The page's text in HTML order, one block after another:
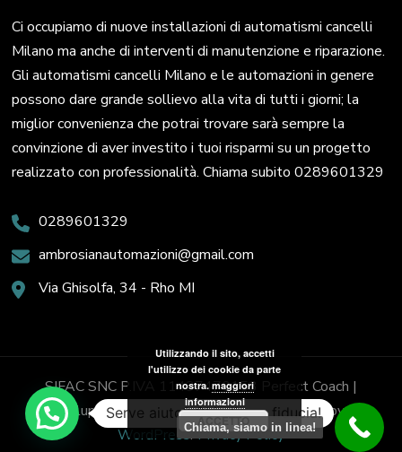
Ci occupiamo di nuove installazioni di automatismi cancelli
Milano ma anche di interventi di manutenzione e riparazione.
Gli automatismi cancelli Milano e le automazioni in genere
possono dare grande sollievo alla vita di tutti i giorni; la
miglior convenienza che potrai trovare sarà sempre la
convinzione di aver investito i tuoi risparmi su un progetto
realizzato con professionalità. Chiama subito 0289601329
0289601329
ambrosianautomazioni@gmail.com
Via Ghisolfa, 34 - Rho MI
SIFAC SNC P.IVA 11437470153
Perfect Coach |
Sviluppato da Blossom Themes. Powered by
WordPress. Privacy Policy
Serve aiuto? Chiedi con fiducia!
Chiama, siamo in linea!
Utilizzando il sito, accetti
l'utilizzo dei cookie da parte
nostra. maggiori
informazioni
ACCETTO